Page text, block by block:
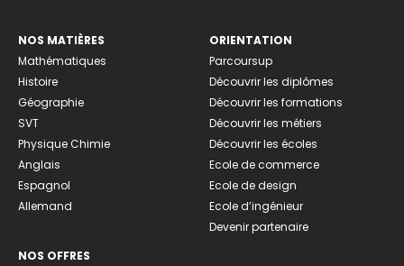
NOS MATIÈRES
Mathématiques
Histoire
Géographie
SVT
Physique Chimie
Anglais
Espagnol
Allemand
NOS OFFRES
ORIENTATION
Parcoursup
Découvrir les diplômes
Découvrir les formations
Découvrir les métiers
Découvrir les écoles
Ecole de commerce
Ecole de design
Ecole d’ingénieur
Devenir partenaire